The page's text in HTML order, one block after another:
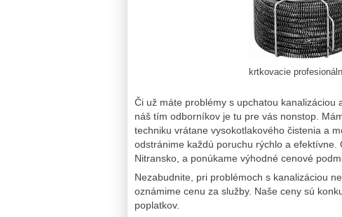
krtkovacie
Či už máte problémy s upchatou kanalizáciou
náš tím odborníkov je tu pre vás nonstop.
techniku vrátane vysokotlakového čistenia a
odstránime každú poruchu rýchlo a
Nitransko, a ponúkame výhodné cenové
Nezabudnite, pri problémoch s kanalizáciou
oznámime cenu za služby. Naše ceny sú
poplatkov.